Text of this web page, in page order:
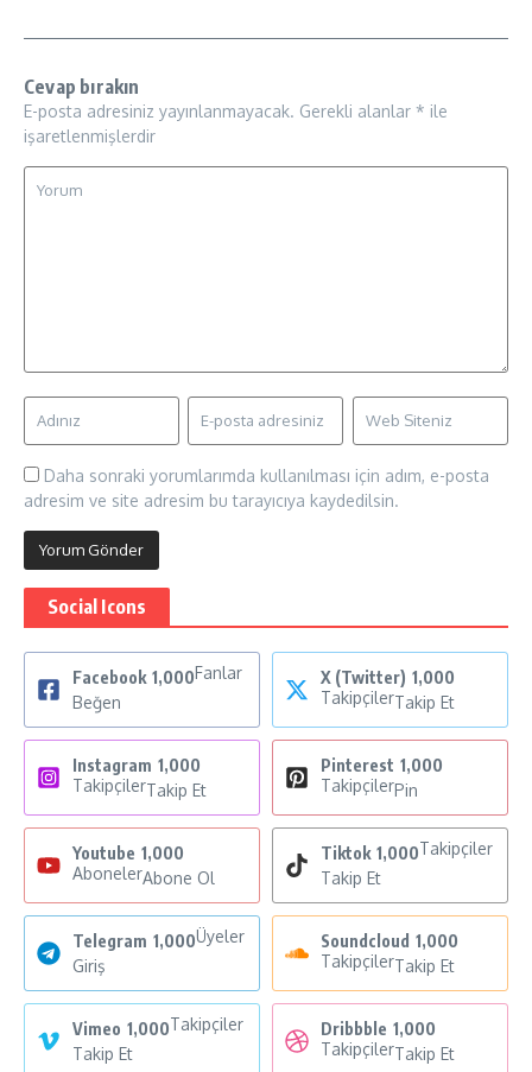
Cevap bırakın
E-posta adresiniz yayınlanmayacak. Gerekli alanlar * ile
işaretlenmişlerdir
Daha sonraki yorumlarımda kullanılması için adım, e-posta
adresim ve site adresim bu tarayıcıya kaydedilsin.
Social Icons
Facebook 1,000Fanlar
Beğen
X (Twitter) 1,000
TakipçilerTakip Et
Instagram 1,000
TakipçilerTakip Et
Pinterest 1,000
TakipçilerPin
Youtube 1,000
AbonelerAbone Ol
Tiktok 1,000Takipçiler
Takip Et
Telegram 1,000Üyeler
Giriş
Soundcloud 1,000
TakipçilerTakip Et
Vimeo 1,000Takipçiler
Takip Et
Dribbble 1,000
TakipçilerTakip Et